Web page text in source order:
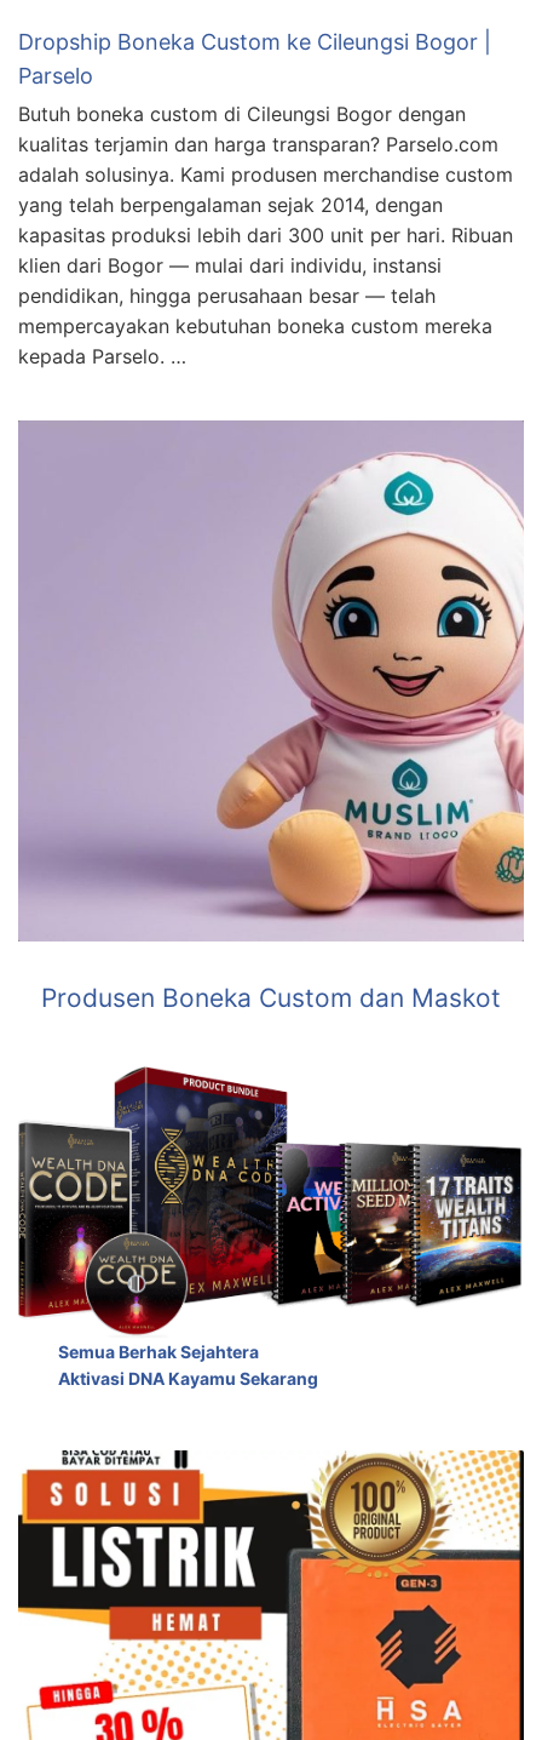
Dropship Boneka Custom ke Cileungsi Bogor |
Parselo
Butuh boneka custom di Cileungsi Bogor dengan
kualitas terjamin dan harga transparan? Parselo.com
adalah solusinya. Kami produsen merchandise custom
yang telah berpengalaman sejak 2014, dengan
kapasitas produksi lebih dari 300 unit per hari. Ribuan
klien dari Bogor — mulai dari individu, instansi
pendidikan, hingga perusahaan besar — telah
mempercayakan kebutuhan boneka custom mereka
kepada Parselo. …
Produsen Boneka Custom dan Maskot
Semua Berhak Sejahtera
Aktivasi DNA Kayamu Sekarang